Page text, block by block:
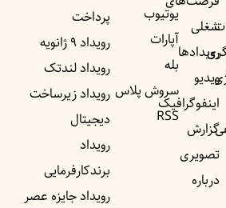
شغلی
رویداد‌ها
ویدیو
اینفوگرافیک
گزارش
تصویری
درباره
یوتیوب
آپارات
بله
سروش پلاس
RSS
پرداخت
رویداد ۹ ژانویه
رویداد لندتک
رویداد زیرساخت
دیجیتال
رویداد
برندکارفرمایی
رویداد جایزه عصر